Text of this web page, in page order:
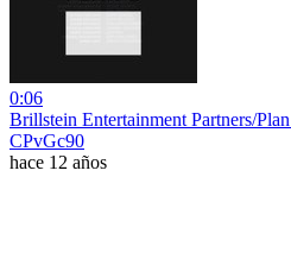
0:06
Brillstein Entertainment Partners/
CPvGc90
hace 12 años